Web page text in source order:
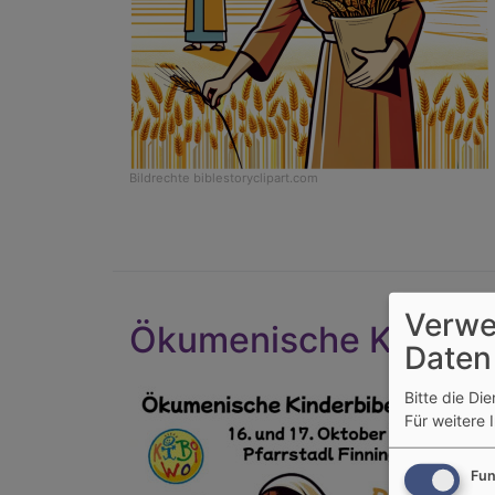
Bildrechte biblestoryclipart.com
Ökumenische
Bitte die
Für weitere